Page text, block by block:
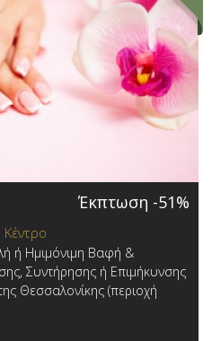
Έκπτωση -51%
ή Ημιμόνιμη Βαφή &
Συντήρησης ή Επιμήκυνσης
Θεσσαλονίκης (περιοχή